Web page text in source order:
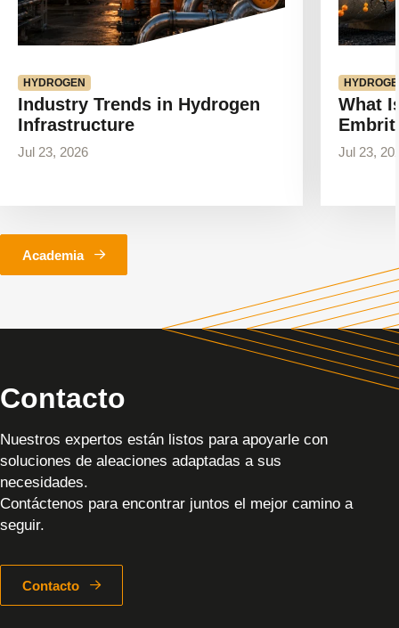
HYDROGEN
Industry Trends in Hydrogen
Infrastructure
Jul 23, 2026
What
Jul 23,
Academia
Contacto
Nuestros expertos están listos para apoyarle con
soluciones de aleaciones adaptadas a sus
necesidades.
Contáctenos para encontrar juntos el mejor camino a
seguir.
Contacto